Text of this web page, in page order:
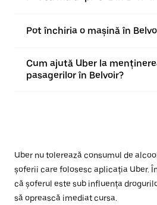
Pot închiria o mașină în
Cum ajută Uber la
pasagerilor în Belvoir?
Uber nu tolerează consumul de
șoferii care folosesc aplicația Uber.
că șoferul este sub influența
să oprească imediat cursa.